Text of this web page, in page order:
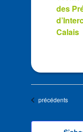
des
Calais
Évènements
précédents